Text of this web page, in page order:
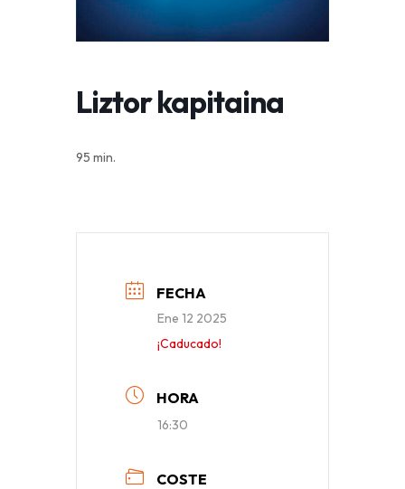
Liztor kapitaina
95 min.
FECHA
Ene 12 2025
¡Caducado!
HORA
16:30
COSTE